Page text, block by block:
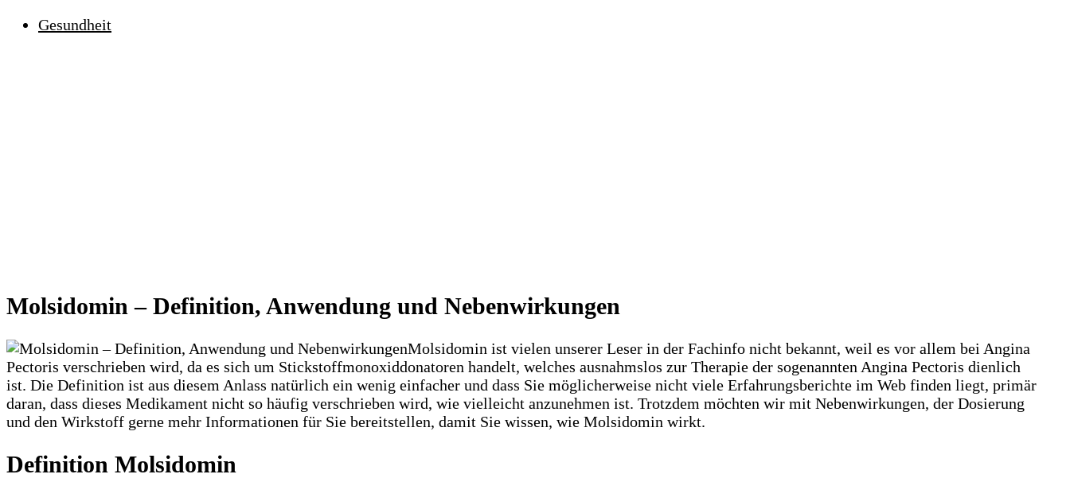
Gesundheit
Molsidomin – Definition, Anwendung und Nebenwirkungen
Molsidomin ist vielen unserer Leser in der Fachinfo nicht bekannt, weil es vor allem bei Angina
Pectoris verschrieben wird, da es sich um Stickstoffmonoxiddonatoren handelt, welches ausnahmslos zur Therapie der sogenannten Angina Pectoris dienlich
ist. Die Definition ist aus diesem Anlass natürlich ein wenig einfacher und dass Sie möglicherweise nicht viele Erfahrungsberichte im Web finden liegt, primär
daran, dass dieses Medikament nicht so häufig verschrieben wird, wie vielleicht anzunehmen ist. Trotzdem möchten wir mit Nebenwirkungen, der Dosierung
und den Wirkstoff gerne mehr Informationen für Sie bereitstellen, damit Sie wissen, wie Molsidomin wirkt.
Definition Molsidomin